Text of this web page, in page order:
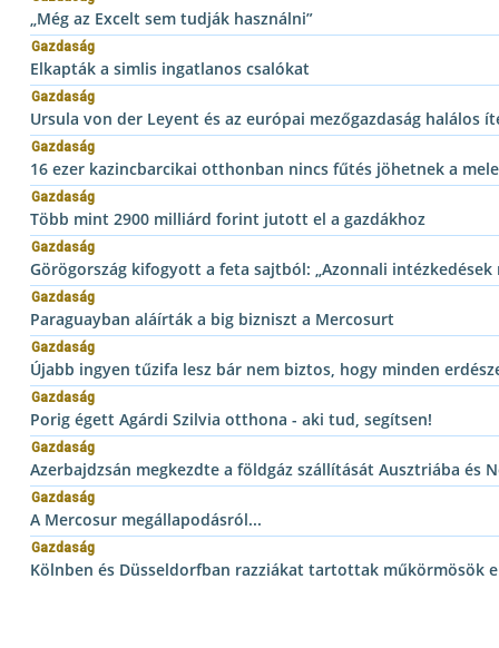
„Még az Excelt sem tudják használni”
Gazdaság
Elkapták a simlis ingatlanos csalókat
Gazdaság
Ursula von der Leyent és az európai mezőgazdaság halálos
Gazdaság
16 ezer kazincbarcikai otthonban nincs fűtés jöhetnek a
Gazdaság
Több mint 2900 milliárd forint jutott el a gazdákhoz
Gazdaság
Görögország kifogyott a feta sajtból: „Azonnali
Gazdaság
Paraguayban aláírták a big bizniszt a Mercosurt
Gazdaság
Újabb ingyen tűzifa lesz bár nem biztos, hogy minden
Gazdaság
Porig égett Agárdi Szilvia otthona - aki tud, segítsen!
Gazdaság
Azerbajdzsán megkezdte a földgáz szállítását Ausztriába és
Gazdaság
A Mercosur megállapodásról...
Gazdaság
Kölnben és Düsseldorfban razziákat tartottak műkörmösök